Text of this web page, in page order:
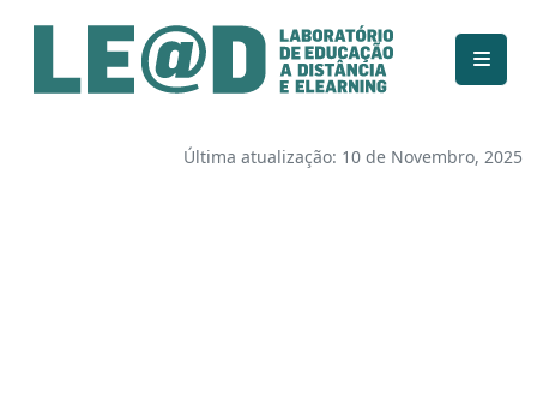
Ir para o conteúdo principal
Informações de acessibilidade
Mapa do site
Última atualização: 10 de Novembro, 2025